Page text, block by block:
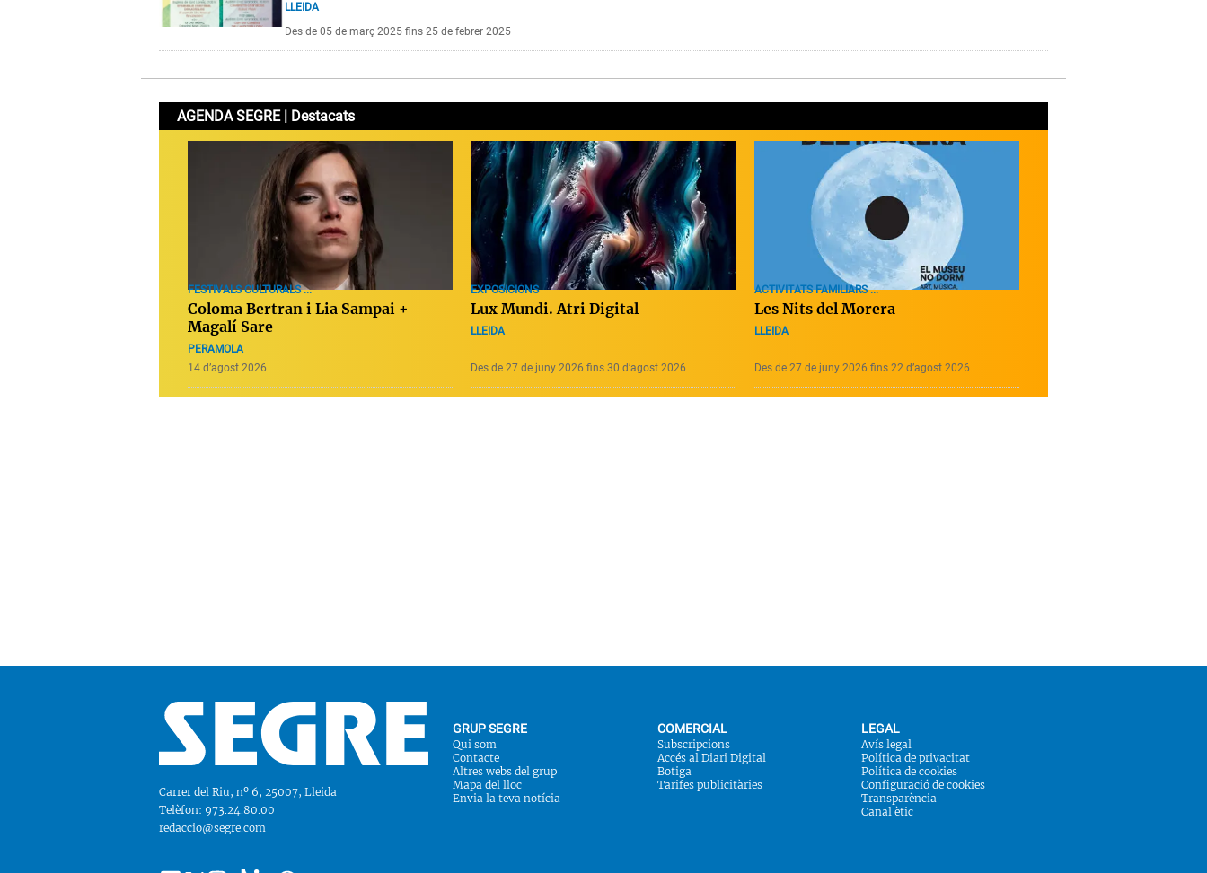
LLEIDA
Des de 05 de març 2025 fins 25 de febrer 2025
AGENDA SEGRE | Destacats
FESTIVALS CULTURALS ...
Coloma Bertran i Lia Sampai +
Magalí Sare
PERAMOLA
14 d’agost 2026
EXPOSICIONS
Lux Mundi. Atri Digital
LLEIDA
Des de 27 de juny 2026 fins 30 d’agost 2026
ACTIVITATS FAMILIARS ...
Les Nits del Morera
LLEIDA
Des de 27 de juny 2026 fins 22 d’agost 2026
Carrer del Riu, nº 6, 25007, Lleida
Telèfon: 973.24.80.00
redaccio@segre.com
GRUP SEGRE
Qui som
Contacte
Altres webs del grup
Mapa del lloc
Envia la teva notícia
COMERCIAL
Subscripcions
Accés al Diari Digital
Botiga
Tarifes publicitàries
LEGAL
Avís legal
Política de privacitat
Política de cookies
Configuració de cookies
Transparència
Canal ètic